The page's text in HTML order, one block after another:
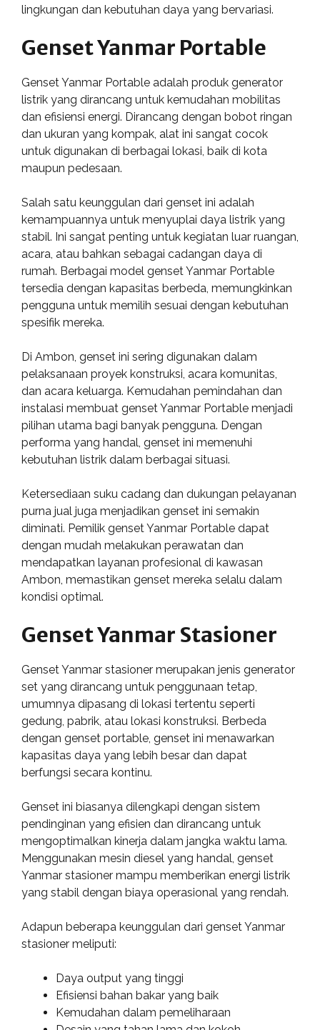
lingkungan dan kebutuhan daya yang bervariasi.
Genset Yanmar Portable
Genset Yanmar Portable adalah produk generator
listrik yang dirancang untuk kemudahan mobilitas
dan efisiensi energi. Dirancang dengan bobot ringan
dan ukuran yang kompak, alat ini sangat cocok
untuk digunakan di berbagai lokasi, baik di kota
maupun pedesaan.
Salah satu keunggulan dari genset ini adalah
kemampuannya untuk menyuplai daya listrik yang
stabil. Ini sangat penting untuk kegiatan luar ruangan,
acara, atau bahkan sebagai cadangan daya di
rumah. Berbagai model genset Yanmar Portable
tersedia dengan kapasitas berbeda, memungkinkan
pengguna untuk memilih sesuai dengan kebutuhan
spesifik mereka.
Di Ambon, genset ini sering digunakan dalam
pelaksanaan proyek konstruksi, acara komunitas,
dan acara keluarga. Kemudahan pemindahan dan
instalasi membuat genset Yanmar Portable menjadi
pilihan utama bagi banyak pengguna. Dengan
performa yang handal, genset ini memenuhi
kebutuhan listrik dalam berbagai situasi.
Ketersediaan suku cadang dan dukungan pelayanan
purna jual juga menjadikan genset ini semakin
diminati. Pemilik genset Yanmar Portable dapat
dengan mudah melakukan perawatan dan
mendapatkan layanan profesional di kawasan
Ambon, memastikan genset mereka selalu dalam
kondisi optimal.
Genset Yanmar Stasioner
Genset Yanmar stasioner merupakan jenis generator
set yang dirancang untuk penggunaan tetap,
umumnya dipasang di lokasi tertentu seperti
gedung, pabrik, atau lokasi konstruksi. Berbeda
dengan genset portable, genset ini menawarkan
kapasitas daya yang lebih besar dan dapat
berfungsi secara kontinu.
Genset ini biasanya dilengkapi dengan sistem
pendinginan yang efisien dan dirancang untuk
mengoptimalkan kinerja dalam jangka waktu lama.
Menggunakan mesin diesel yang handal, genset
Yanmar stasioner mampu memberikan energi listrik
yang stabil dengan biaya operasional yang rendah.
Adapun beberapa keunggulan dari genset Yanmar
stasioner meliputi:
Daya output yang tinggi
Efisiensi bahan bakar yang baik
Kemudahan dalam pemeliharaan